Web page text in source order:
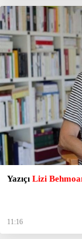
Yazıçı Lizi
11:16